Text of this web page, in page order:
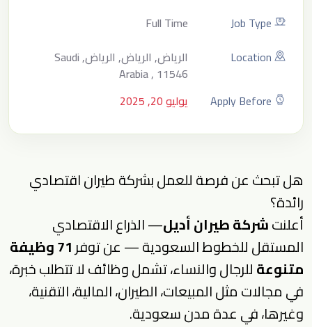
Job Type
Full Time
Location
الرياض, الرياض, الرياض, Saudi
Arabia , 11546
Apply Before
يوليو 20, 2025
هل تبحث عن فرصة للعمل بشركة طيران اقتصادي
رائدة؟
أعلنتشركة طيران أديل— الذراع الاقتصادي
المستقل للخطوط السعودية — عن توفر
71 وظيفة
متنوعةللرجال والنساء، تشمل وظائف لا تتطلب خبرة،
في مجالات مثل المبيعات، الطيران، المالية، التقنية،
وغيرها، في عدة مدن سعودية.